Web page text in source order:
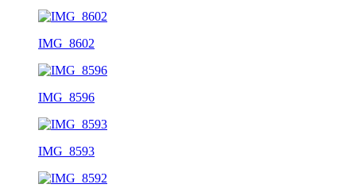
IMG_8602
IMG_8596
IMG_8593